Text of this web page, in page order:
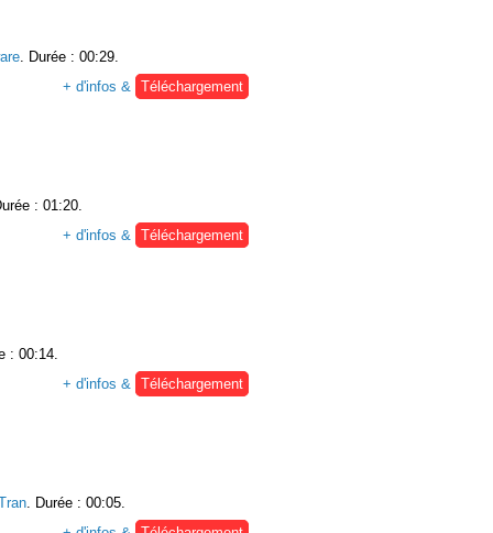
. Durée : 00:29.
+ d'infos & Téléchargement
: 01:20.
+ d'infos &
Téléchargement
: 00:14.
+ d'infos &
Téléchargement
. Durée : 00:05.